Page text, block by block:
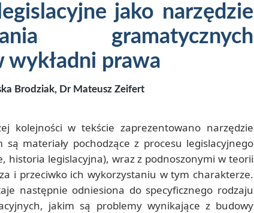
jako narzędzie
gramatycznych
wykładni prawa
Brodziak, Dr Mateusz Zeifert
kolejności w tekście zaprezentowano narzędzie
materiały pochodzące z procesu legislacyjnego
historia legislacyjna), wraz z podnoszonymi w teorii
i przeciwko ich wykorzystaniu w tym charakterze.
następnie odniesiona do specyficznego rodzaju
jakim są problemy wynikające z budowy